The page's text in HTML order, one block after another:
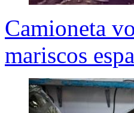
Camioneta
mariscos